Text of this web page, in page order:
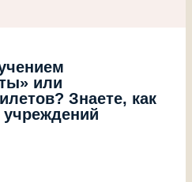
или
Знаете, как